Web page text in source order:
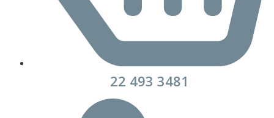
22 493 3481